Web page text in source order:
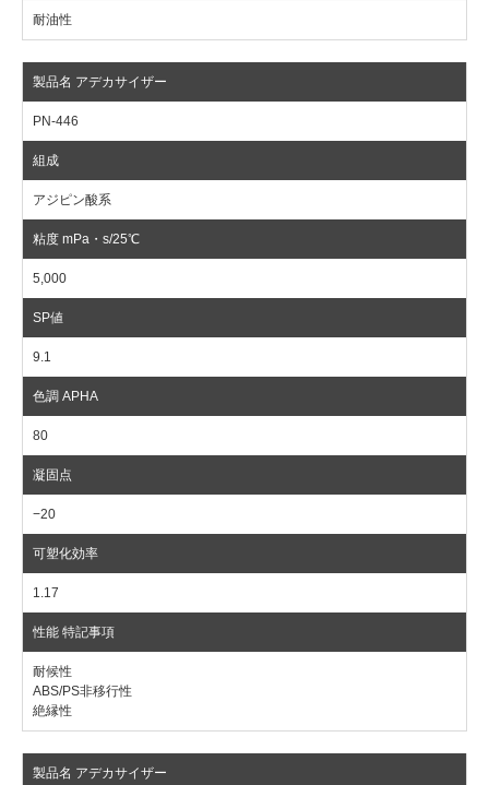
耐油性
PN-446
アジピン酸系
5,000
9.1
80
−20
1.17
耐候性
ABS/PS非移行性
絶縁性